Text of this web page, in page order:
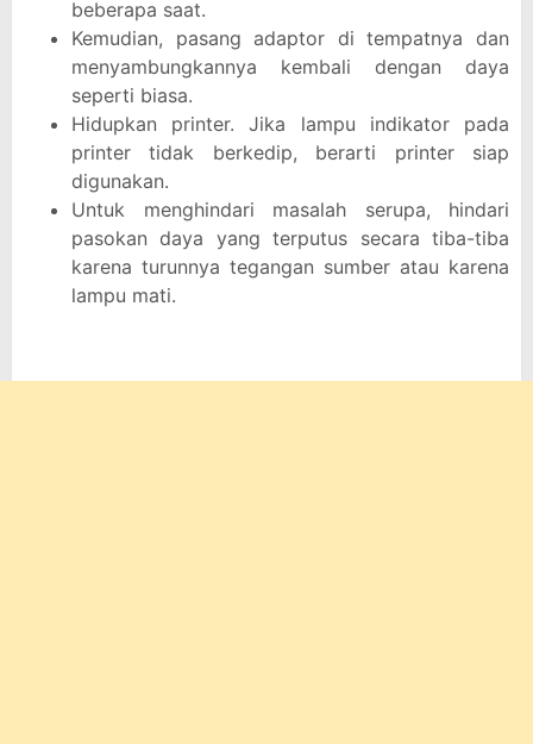
beberapa saat.
Kemudian, pasang adaptor di tempatnya dan
menyambungkannya kembali dengan daya
seperti biasa.
Hidupkan printer. Jika lampu indikator pada
printer tidak berkedip, berarti printer siap
digunakan.
Untuk menghindari masalah serupa, hindari
pasokan daya yang terputus secara tiba-tiba
karena turunnya tegangan sumber atau karena
lampu mati.